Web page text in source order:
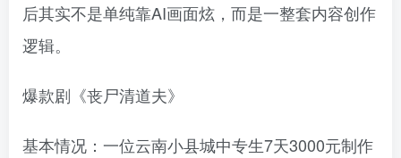
后其实不是单纯靠AI画面炫，而是一整套内容创作
逻辑。
爆款剧《丧尸清道夫》
基本情况：一位云南小县城中专生7天3000元制作